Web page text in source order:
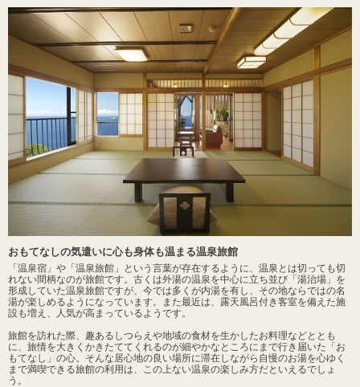
おもてなしの気遣いに心も身体も温まる温泉旅館
「温泉宿」や「温泉旅館」という言葉が存在するように、温泉とは切っても切
れない間柄なのが旅館です。古くは外湯の温泉を中心に立ち並び「湯治場」を
形成していた温泉旅館ですが、今では多くが内湯を有し、その地ならではの名
湯が楽しめるようになっています。また最近は、露天風呂付き客室を備えた施
設も増え、人気が高まっているようです。
旅館を訪れた際、趣あるしつらえや地域の食材を生かしたお料理などととも
に、旅情を大きくかきたててくれるのが細やかなところにまで行き届いた「お
もてなし」の心。そんな居心地の良い場所に滞在しながら自慢のお湯を心ゆく
まで満喫できる旅館の利用は、この上ない温泉の楽しみ方だといえるでしょ
う。